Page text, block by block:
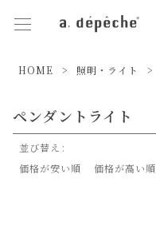
HOME 照明・ライト
ペンダントライト
並び替え
価格が安い順
価格が高い順